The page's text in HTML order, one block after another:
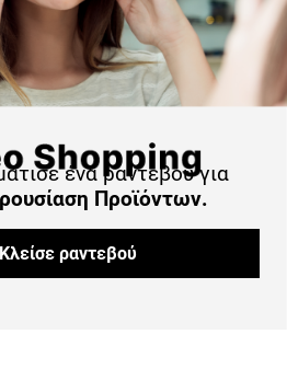
ένα ραντεβού για
Προϊόντων.
Κλείσε ραντεβού